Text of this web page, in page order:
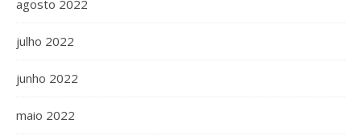
agosto 2022
julho 2022
junho 2022
maio 2022